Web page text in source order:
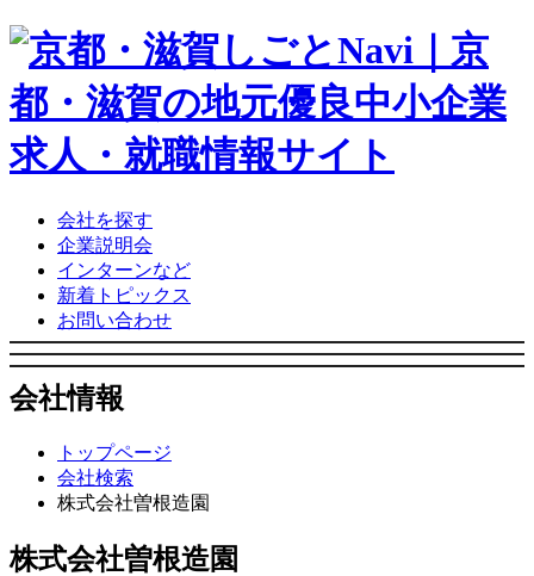
会社を探す
企業説明会
インターンなど
新着トピックス
お問い合わせ
会社情報
トップページ
会社検索
株式会社曽根造園
株式会社曽根造園